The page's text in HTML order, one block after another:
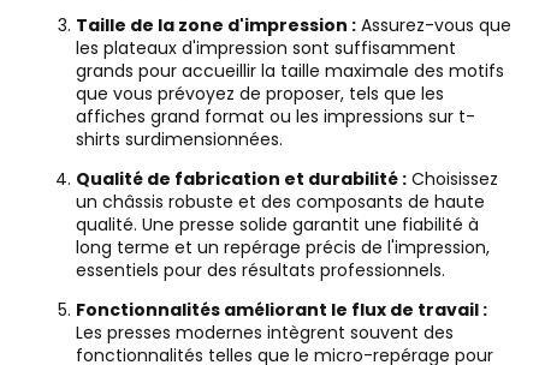
Taille de la zone d'impression :Assurez-vous que
les plateaux d'impression sont suffisamment
grands pour accueillir la taille maximale des motifs
que vous prévoyez de proposer, tels que les
affiches grand format ou les impressions sur t-
shirts surdimensionnées.
Qualité de fabrication et durabilité :Choisissez
un châssis robuste et des composants de haute
qualité. Une presse solide garantit une fiabilité à
long terme et un repérage précis de l'impression,
essentiels pour des résultats professionnels.
Fonctionnalités améliorant le flux de travail :
Les presses modernes intègrent souvent des
fonctionnalités telles que le micro-repérage pour